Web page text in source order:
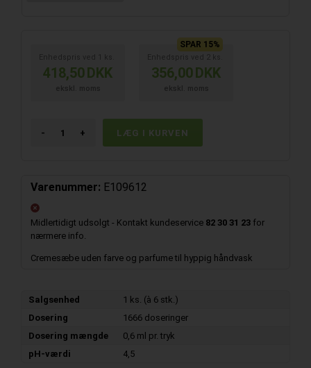
418,50DKK
SPAR 15%
356,00DKK
- +
Varenummer: E109612
Midlertidigt udsolgt - Kontakt kundeservice 82 30 31 23 for
nærmere info.
Cremesæbe uden farve og parfume til hyppig håndvask
Salgsenhed
1 ks. (à 6 stk.)
Dosering
1666 doseringer
Dosering mængde
0,6 ml pr. tryk
pH-værdi
4,5